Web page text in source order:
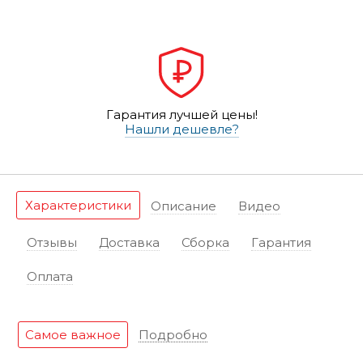
Гарантия лучшей цены!
Нашли дешевле?
Характеристики Описание Видео
Отзывы Доставка Сборка Гарантия
Оплата
Самое важное Подробно